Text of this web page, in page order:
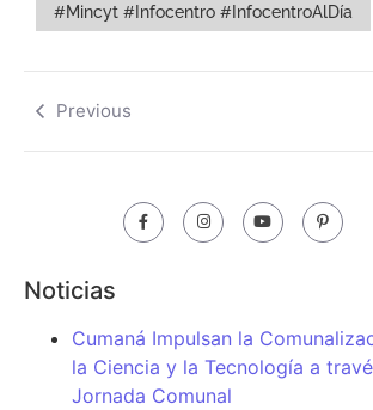
#Mincyt #Infocentro #InfocentroAlDía
Previous
Noticias
Cumaná Impulsan la
la Ciencia y la Tecnología a
Jornada Comunal